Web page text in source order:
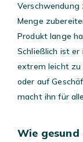
Verschwendung
Menge
Produkt lange
Schließlich ist er
extrem leicht zu
oder auf
macht ihn für
Wie gesund